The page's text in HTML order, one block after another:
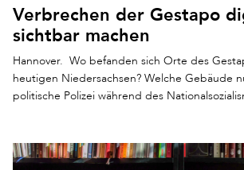
Verbrechen der Gestapo
sichtbar machen
Hannover. Wo befanden sich Orte des
heutigen Niedersachsen? Welche Gebäude
politische Polizei während des